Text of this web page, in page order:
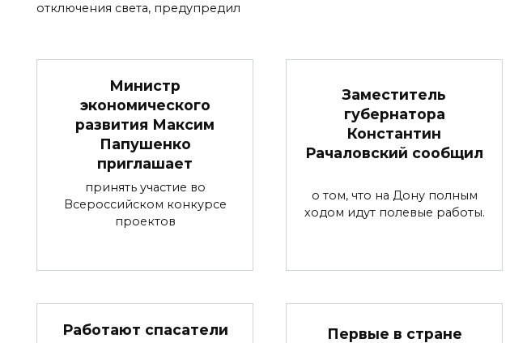
отключения света, предупредил
Министр
экономического
развития Максим
Папушенко
приглашает
принять участие во
Всероссийском конкурсе
проектов
Заместитель
губернатора
Константин
Рачаловский сообщил
о том, что на Дону полным
ходом идут полевые работы.
Работают спасатели Первые в стране